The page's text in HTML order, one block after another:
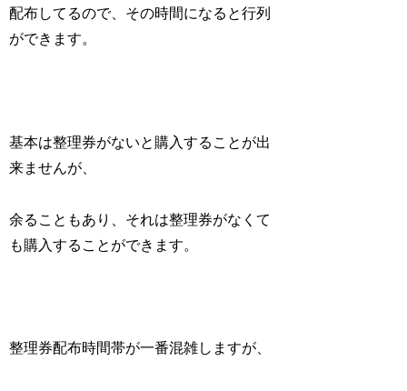
配布してるので、その時間になると行列
ができます。
基本は整理券がないと購入することが出
来ませんが、
余ることもあり、それは整理券がなくて
も購入することができます。
整理券配布時間帯が一番混雑しますが、